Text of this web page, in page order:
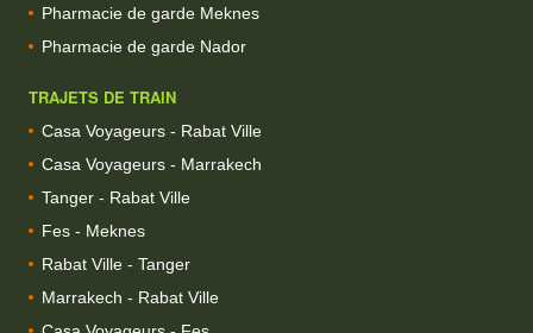
Pharmacie de garde Meknes
Pharmacie de garde Nador
TRAJETS DE TRAIN
Casa Voyageurs - Rabat Ville
Casa Voyageurs - Marrakech
Tanger - Rabat Ville
Fes - Meknes
Rabat Ville - Tanger
Marrakech - Rabat Ville